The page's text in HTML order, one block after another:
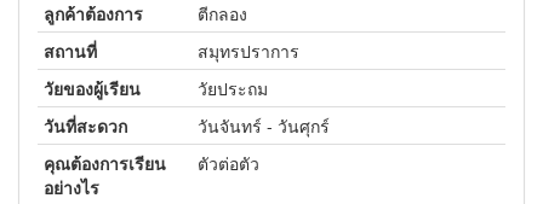
ลูกค้าต้องการ
ตีกลอง
สถานที่
สมุทรปราการ
วัยของผู้เรียน
วัยประถม
วันที่สะดวก
วันจันทร์ - วันศุกร์
คุณต้องการเรียน
อย่างไร
ตัวต่อตัว